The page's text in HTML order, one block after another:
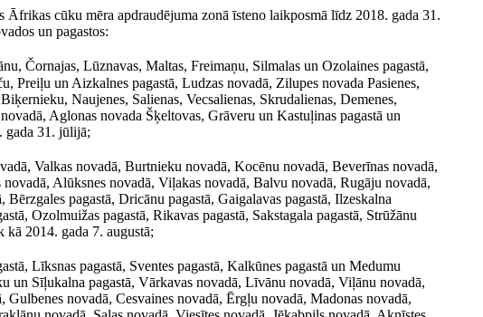
Āfrikas cūku mēra apdraudējuma zonā īsteno laikposmā līdz 2018. gada 31.
un pagastos:
Čornajas, Lūznavas, Maltas, Freimaņu, Silmalas un Ozolaines pagastā,
Preiļu un Aizkalnes pagastā, Ludzas novadā, Zilupes novada Pasienes,
Naujenes, Salienas, Vecsalienas, Skrudalienas, Demenes,
Aglonas novada Šķeltovas, Grāveru un Kastuļinas pagastā un
gada 31. jūlijā;
Valkas novadā, Burtnieku novadā, Kocēnu novadā, Beverīnas novadā,
Alūksnes novadā, Viļakas novadā, Balvu novadā, Rugāju novadā,
pagastā, Dricānu pagastā, Gaigalavas pagastā, Ilzeskalna
Ozolmuižas pagastā, Rikavas pagastā, Sakstagala pagastā, Strūžānu
kā 2014. gada 7. augustā;
Līksnas pagastā, Sventes pagastā, Kalkūnes pagastā un Medumu
un Sīļukalna pagastā, Vārkavas novadā, Līvānu novadā, Viļānu novadā,
novadā, Cesvaines novadā, Ērgļu novadā, Madonas novadā,